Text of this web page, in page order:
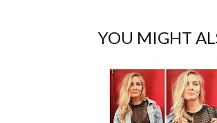
YOU MIGHT